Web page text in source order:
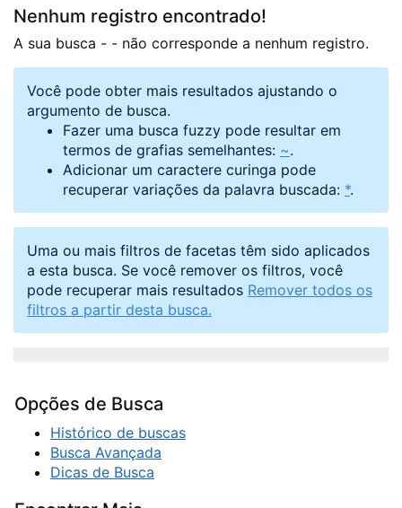
Nenhum registro encontrado!
A sua busca - - não corresponde a nenhum registro.
Você pode obter mais resultados ajustando o
argumento de busca.
Fazer uma busca fuzzy pode resultar em
termos de grafias semelhantes: ~.
Adicionar um caractere curinga pode
recuperar variações da palavra buscada: *.
Uma ou mais filtros de facetas têm sido aplicados
a esta busca. Se você remover os filtros, você
pode recuperar mais resultados Remover todos os
filtros a partir desta busca.
Opções de Busca
Histórico de buscas
Busca Avançada
Dicas de Busca